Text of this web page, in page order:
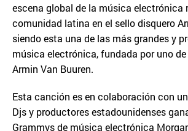
escena global de la música electrónica
comunidad latina en el sello disquero
siendo esta una de las más grandes y
música electrónica, fundada por uno
Armin Van Buuren.
Esta canción es en colaboración con
Djs y productores estadounidenses
Grammys de música electrónica